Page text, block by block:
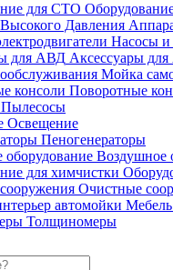
Насосы и
Аксессуары
Мойка
Поворотные
Пылесосы
Освещение
Пеногенераторы
Воздушное
Очистные
Толщиномеры